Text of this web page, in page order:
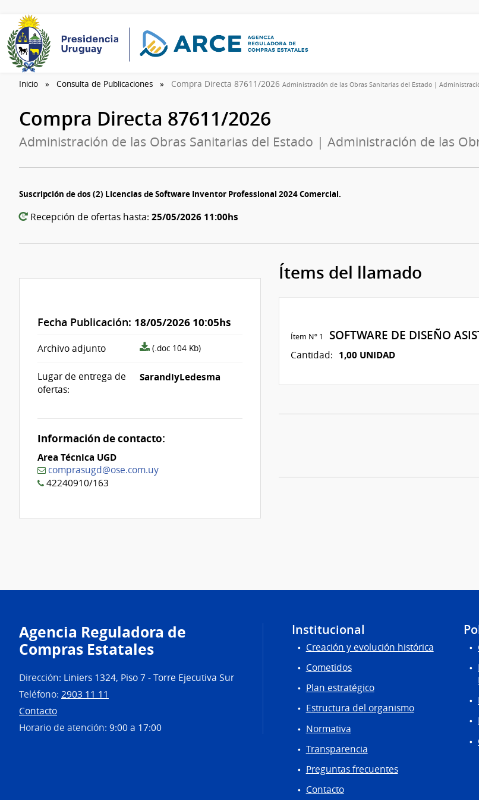
Inicio Consulta de Publicaciones Compra Directa 87611/2026 Administración de las Obras Sanitarias del Estado |
Compra Directa 87611/2026
Administración de las Obras Sanitarias del Estado | Administración de las
Suscripción de dos (2) Licencias de Software Inventor Professional 2024 Comercial.
Recepción de ofertas hasta: 25/05/2026 11:00hs
Fecha Publicación: 18/05/2026 10:05hs
Archivo adjunto
archivo
(.doc 104 Kb)
Lugar de entrega de
ofertas:
SarandiyLedesma
Información de contacto:
Area Técnica UGD
comprasugd@ose.com.uy
42240910/163
Ítems del llamado
Ítem Nº 1 SOFTWARE DE DISEÑO
Cantidad: 1,00 UNIDAD
Agencia Reguladora de
Compras Estatales
Dirección: Liniers 1324, Piso 7 - Torre Ejecutiva Sur
Teléfono: 2903 11 11
Contacto
Horario de atención: 9:00 a 17:00
Institucional
Creación y evolución histórica
Cometidos
Plan estratégico
Estructura del organismo
Normativa
Transparencia
Preguntas frecuentes
Contacto